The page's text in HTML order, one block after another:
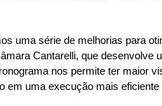
uma série de melhorias para
Cantarelli, que desenvolve
nos permite ter maior
em uma execução mais